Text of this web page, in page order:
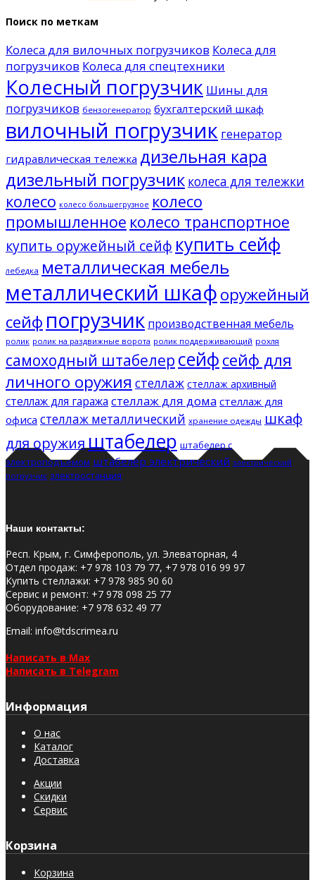
Поиск по меткам
Колеса для вилочных погрузчиков Колеса для
погрузчиков Колеса для спецтехники
Колесный погрузчик Шины для
погрузчиков бензогенератор бухгалтерский шкаф
вилочный погрузчик генератор
гидравлическая тележка дизельная кара
дизельный погрузчик колеса для тележки
колесо колесо большегрузное колесо
промышленное колесо транспортное
купить оружейный сейф купить сейф
лебедка металлическая мебель
металлический шкафоружейный
сейф погрузчик производственная мебель
ролик ролик на раздвижные ворота ролик поддерживающий рохля
самоходный штабелер сейфсейф для
личного оружия стеллаж стеллаж архивный
стеллаж для гаража стеллаж для дома стеллаж для
офиса стеллаж металлический хранение одежды шкаф
для оружияштабелер штабелер с
электроподъемом штабелер электрический электрический
погрузчик электростанция
Наши контакты:
Респ. Крым, г. Симферополь, ул. Элеваторная, 4
Отдел продаж: +7 978 103 79 77, +7 978 016 99 97
Купить стеллажи: +7 978 985 90 60
Сервис и ремонт: +7 978 098 25 77
Оборудование: +7 978 632 49 77
Email: info@tdscrimea.ru
Написать в Max
Написать в Telegram
Информация
О нас
Каталог
Доставка
Акции
Скидки
Сервис
Корзина
Корзина